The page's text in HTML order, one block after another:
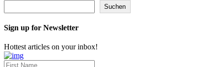
Suchen
Sign up for Newsletter
Hottest articles on your inbox!